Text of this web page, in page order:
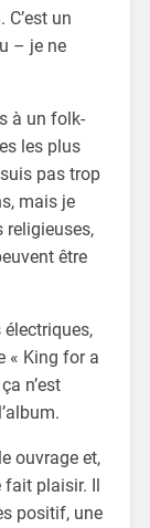
un
– je ne
à un folk-
les plus
pas trop
mais je
religieuses,
être
« King for a
n’est
ouvrage et,
fait plaisir. Il
positif, une